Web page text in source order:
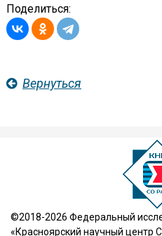
Поделиться:
Вернуться
©2018-2026 Федеральный
«Красноярский научный центр